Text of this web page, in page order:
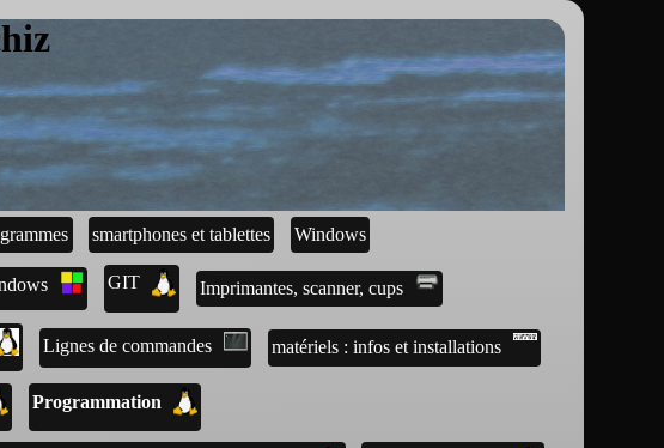
smartphones et tablettes Windows
GIT Imprimantes, scanner, cups
Lignes de commandes matériels : infos et installations
Programmation